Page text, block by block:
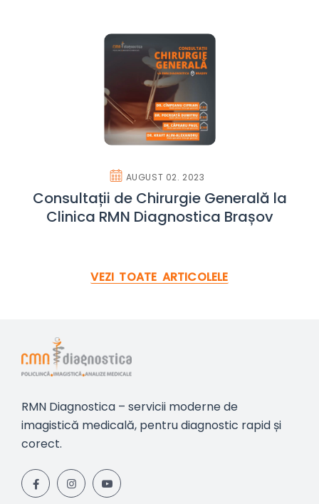
AUGUST 02. 2023
Consultații de Chirurgie Generală la
Clinica RMN Diagnostica Brașov
VEZI TOATE ARTICOLELE
RMN Diagnostica – servicii moderne de
imagistică medicală, pentru diagnostic rapid și
corect.